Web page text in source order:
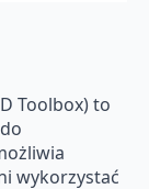
Toolbox) to
wykorzystać